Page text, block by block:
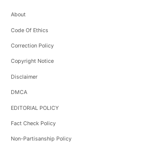
About
Code Of Ethics
Correction Policy
Copyright Notice
Disclaimer
DMCA
EDITORIAL POLICY
Fact Check Policy
Non-Partisanship Policy